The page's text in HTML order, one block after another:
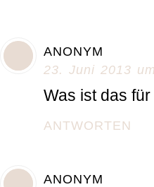
ANONYM
23. Juni 2013
Was ist das
ANTWORTEN
ANONYM